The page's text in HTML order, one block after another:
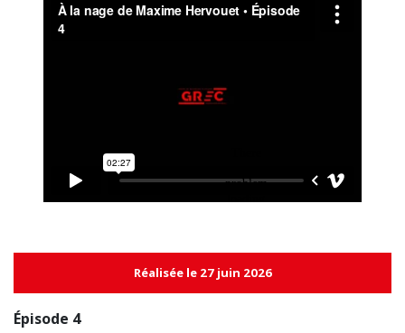
Réalisée le 27 juin 2026
Épisode 4